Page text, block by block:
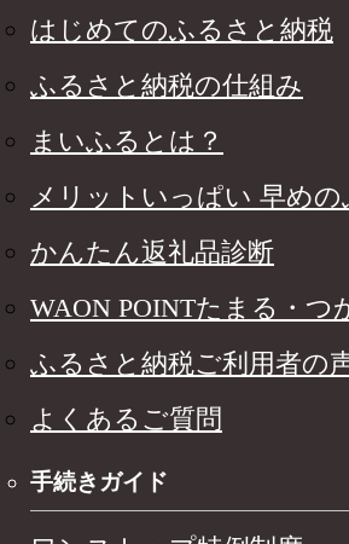
はじめてのふるさと納税
ふるさと納税の仕組み
まいふるとは？
メリットいっぱい 早め
かんたん返礼品診断
WAON POINTたまる・つ
ふるさと納税ご利用者の
よくあるご質問
手続きガイド